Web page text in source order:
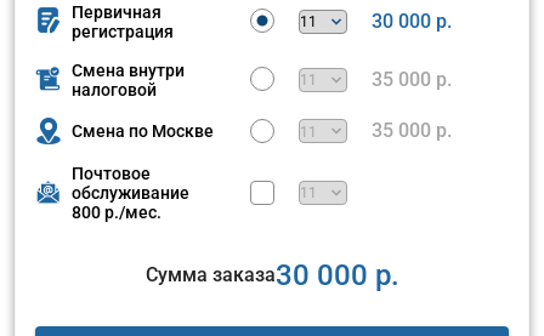
Первичная
регистрация
30 000 р.
Смена внутри
налоговой
35 000 р.
Смена по Москве 35 000 р.
Почтовое
обслуживание
800 р./мес.
Сумма заказа30 000 р.